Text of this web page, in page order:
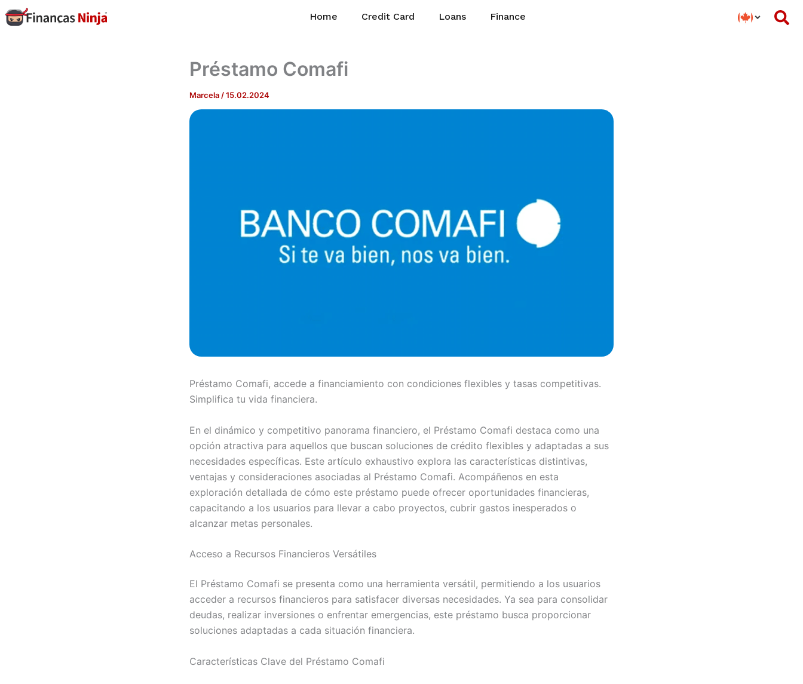
Skip
to
Home Credit Card Loans Finance
Préstamo Comafi
Marcela /15.02.2024
Préstamo Comafi, accede a financiamiento con condiciones flexibles y tasas competitivas.
Simplifica tu vida financiera.
En el dinámico y competitivo panorama financiero, el Préstamo Comafi destaca como una
opción atractiva para aquellos que buscan soluciones de crédito flexibles y adaptadas a sus
necesidades específicas. Este artículo exhaustivo explora las características distintivas,
ventajas y consideraciones asociadas al Préstamo Comafi. Acompáñenos en esta
exploración detallada de cómo este préstamo puede ofrecer oportunidades financieras,
capacitando a los usuarios para llevar a cabo proyectos, cubrir gastos inesperados o
alcanzar metas personales.
Acceso a Recursos Financieros Versátiles
El Préstamo Comafi se presenta como una herramienta versátil, permitiendo a los usuarios
acceder a recursos financieros para satisfacer diversas necesidades. Ya sea para consolidar
deudas, realizar inversiones o enfrentar emergencias, este préstamo busca proporcionar
soluciones adaptadas a cada situación financiera.
Características Clave del Préstamo Comafi